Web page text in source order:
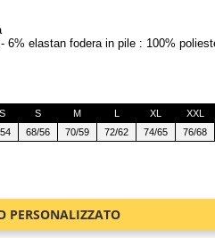
6% elastan fodera in pile : 100%
S M L XL XXL
68/56 70/59 72/62 74/65 76/68
PERSONALIZZATO